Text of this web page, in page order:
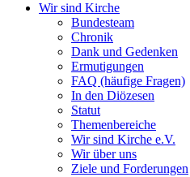
Wir sind Kirche
Bundesteam
Chronik
Dank und Gedenken
Ermutigungen
FAQ (häufige Fragen)
In den Diözesen
Statut
Themenbereiche
Wir sind Kirche e.V.
Wir über uns
Ziele und Forderungen